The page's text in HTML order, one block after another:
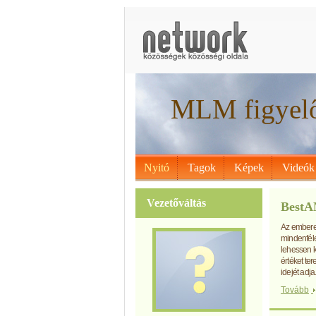
MLM
Nyitó Tagok Képek Videók
Vezetőváltás
Az
lehessen
értéket
idejét
Tovább